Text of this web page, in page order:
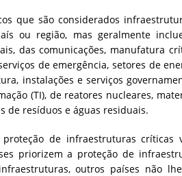
que são considerados
ou região, mas geralmente
das comunicações, manufatura
de emergência, setores de
instalações e serviços
(TI), de reatores nucleares,
de resíduos e águas residuais.
de infraestruturas críticas
priorizem a proteção de
outros países não